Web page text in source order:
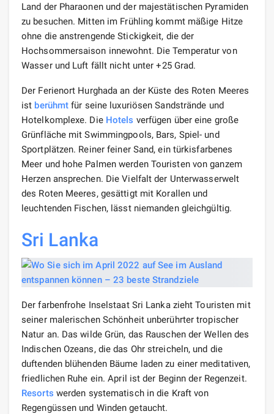
Land der Pharaonen und der majestätischen Pyramiden
zu besuchen. Mitten im Frühling kommt mäßige Hitze
ohne die anstrengende Stickigkeit, die der
Hochsommersaison innewohnt. Die Temperatur von
Wasser und Luft fällt nicht unter +25 Grad.
Der Ferienort Hurghada an der Küste des Roten Meeres
ist berühmt für seine luxuriösen Sandstrände und
Hotelkomplexe. Die Hotels verfügen über eine große
Grünfläche mit Swimmingpools, Bars, Spiel- und
Sportplätzen. Reiner feiner Sand, ein türkisfarbenes
Meer und hohe Palmen werden Touristen von ganzem
Herzen ansprechen. Die Vielfalt der Unterwasserwelt
des Roten Meeres, gesättigt mit Korallen und
leuchtenden Fischen, lässt niemanden gleichgültig.
Sri Lanka
Der farbenfrohe Inselstaat Sri Lanka zieht Touristen mit
seiner malerischen Schönheit unberührter tropischer
Natur an. Das wilde Grün, das Rauschen der Wellen des
Indischen Ozeans, die das Ohr streicheln, und die
duftenden blühenden Bäume laden zu einer meditativen,
friedlichen Ruhe ein. April ist der Beginn der Regenzeit.
Resorts werden systematisch in die Kraft von
Regengüssen und Winden getaucht.